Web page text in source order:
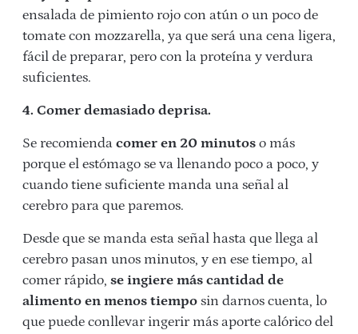
ensalada de pimiento rojo con atún o un poco de
tomate con mozzarella, ya que será una cena ligera,
fácil de preparar, pero con la proteína y verdura
suficientes.
4. Comer demasiado deprisa.
Se recomienda comer en 20 minutos o más
porque el estómago se va llenando poco a poco, y
cuando tiene suficiente manda una señal al
cerebro para que paremos.
Desde que se manda esta señal hasta que llega al
cerebro pasan unos minutos, y en ese tiempo, al
comer rápido, se ingiere más cantidad de
alimento en menos tiempo sin darnos cuenta, lo
que puede conllevar ingerir más aporte calórico del